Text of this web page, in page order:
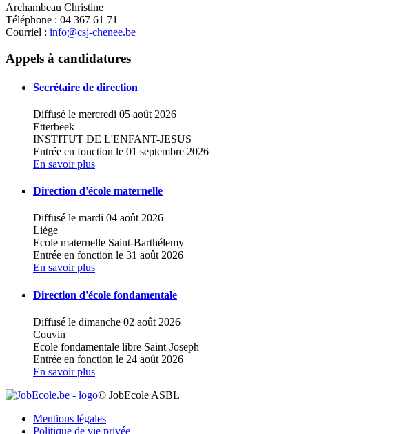
Archambeau Christine
Téléphone : 04 367 61 71
Courriel : info@csj-chenee.be
+
Appels à candidatures
Secrétaire de direction
Diffusé le mercredi 05 août 2026
Etterbeek
INSTITUT DE L'ENFANT-JESUS
Entrée en fonction le 01 septembre 2026
En savoir plus
Direction d'école maternelle
Diffusé le mardi 04 août 2026
Liège
Ecole maternelle Saint-Barthélemy
Entrée en fonction le 31 août 2026
En savoir plus
Direction d'école fondamentale
Diffusé le dimanche 02 août 2026
Couvin
Ecole fondamentale libre Saint-Joseph
Entrée en fonction le 24 août 2026
En savoir plus
© JobEcole ASBL
Mentions légales
Politique de vie privée